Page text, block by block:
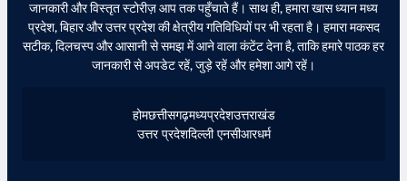
जानकारी और विस्तृत स्टोरीज़ आप तक पहुँचाते हैं। साथ ही, हमारा खास ध्यान मध्य
प्रदेश, बिहार और उत्तर प्रदेश की क्षेत्रीय गतिविधियों पर भी रहता है। हमारा मकसद
सटीक, दिलचस्प और आसानी से समझ में आने वाला कंटेंट देना है, ताकि हमारे पाठक हर
जानकारी से अपडेट रहें, जुड़े रहें और हमेशा आगे रहें।
होमछत्तीसगढ़मध्यप्रदेशउत्तराखंड
उत्तर प्रदेशदिल्ली एनसीआरधर्म